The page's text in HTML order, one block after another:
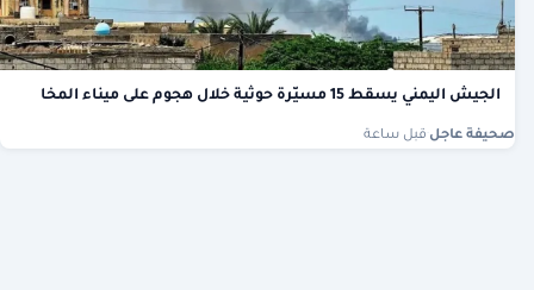
الجيش اليمني يسقط 15 مسيّرة حوثية خلال هجوم على ميناء المخا
صحيفة عاجل قبل ساعة